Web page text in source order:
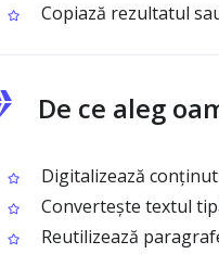
Copiază rezultatul
De ce aleg
Digitalizează
Convertește textul
Reutilizează